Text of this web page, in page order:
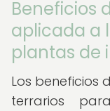
Beneficios
aplicada a
plantas de
Los beneficios
terrarios